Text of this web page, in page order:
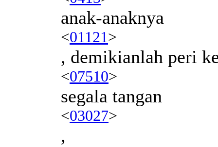
anak-anaknya
<01121>
, demikianlah peri
<07510>
segala tangan
<03027>
,